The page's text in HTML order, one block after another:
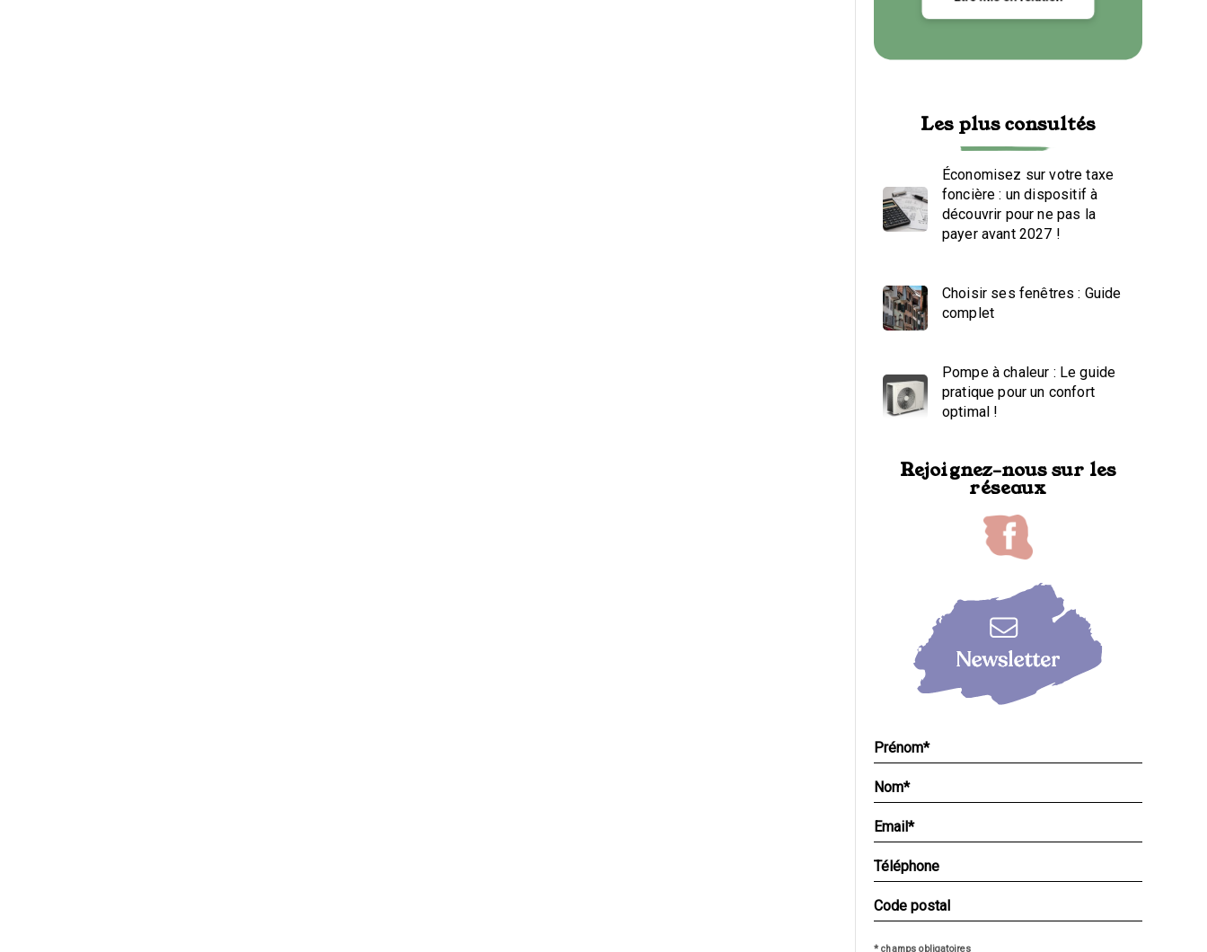
Les plus consultés
Économisez sur votre taxe
foncière : un dispositif à
découvrir pour ne pas la
payer avant 2027 !
Choisir ses fenêtres : Guide
complet
Pompe à chaleur : Le guide
pratique pour un confort
optimal !
Rejoignez-nous sur les
réseaux
* champs obligatoires